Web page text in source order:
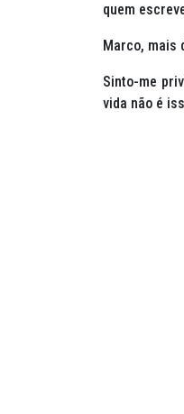
quem
Marco, mais
Sinto-me
vida não é